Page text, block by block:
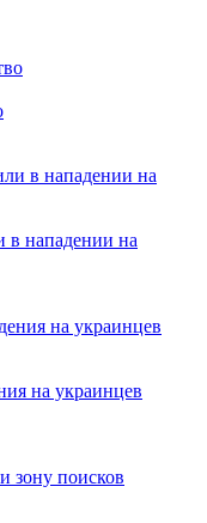
в нападении на
на украинцев